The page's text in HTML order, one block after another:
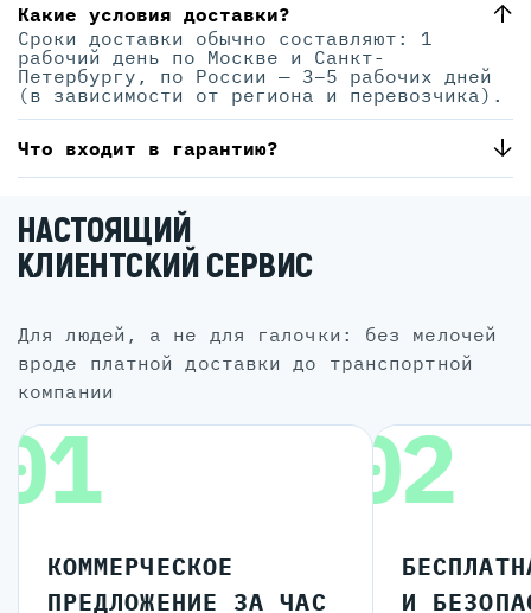
Какие условия доставки?
Сроки доставки обычно составляют: 1
рабочий день по Москве и Санкт-
Петербургу, по России — 3–5 рабочих дней
(в зависимости от региона и перевозчика).
Что входит в гарантию?
НАСТОЯЩИЙ
КЛИЕНТСКИЙ СЕРВИС
для людей, а не для галочки: без мелочей
вроде платной доставки до транспортной
компании
КОММЕРЧЕСКОЕ
ПРЕДЛОЖЕНИЕ ЗА ЧАС
02
И